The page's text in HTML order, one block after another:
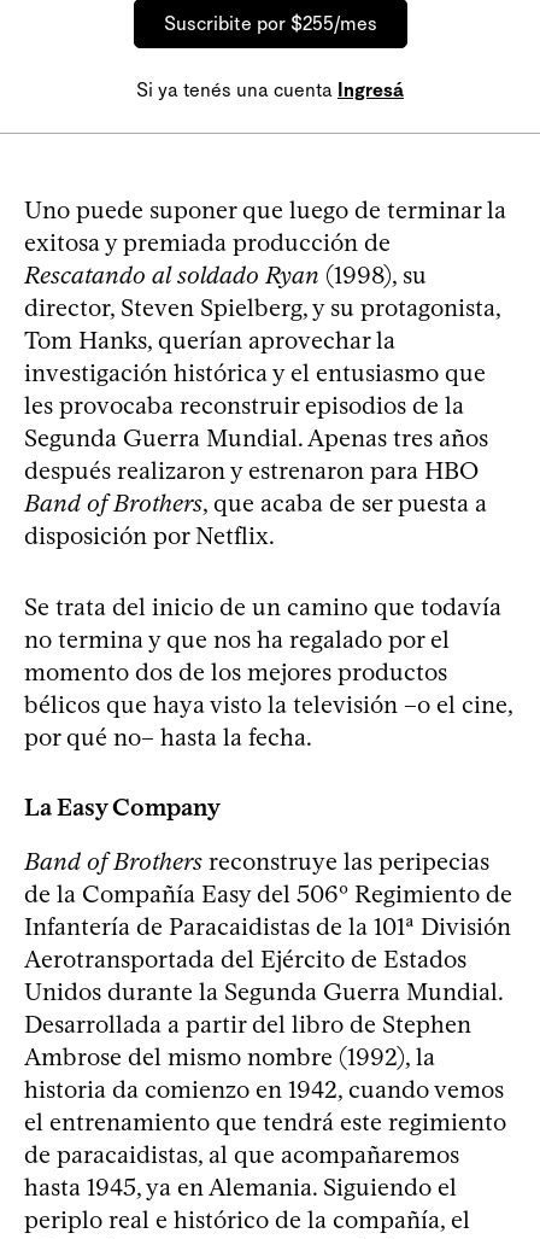
Suscribite por $255/mes
Si ya tenés una cuenta Ingresá
Uno puede suponer que luego de terminar la
exitosa y premiada producción de
Rescatando al soldado Ryan (1998), su
director, Steven Spielberg, y su protagonista,
Tom Hanks, querían aprovechar la
investigación histórica y el entusiasmo que
les provocaba reconstruir episodios de la
Segunda Guerra Mundial. Apenas tres años
después realizaron y estrenaron para HBO
Band of Brothers, que acaba de ser puesta a
disposición por Netflix.
Se trata del inicio de un camino que todavía
no termina y que nos ha regalado por el
momento dos de los mejores productos
bélicos que haya visto la televisión –o el cine,
por qué no– hasta la fecha.
La Easy Company
Band of Brothers reconstruye las peripecias
de la Compañía Easy del 506º Regimiento de
Infantería de Paracaidistas de la 101ª División
Aerotransportada del Ejército de Estados
Unidos durante la Segunda Guerra Mundial.
Desarrollada a partir del libro de Stephen
Ambrose del mismo nombre (1992), la
historia da comienzo en 1942, cuando vemos
el entrenamiento que tendrá este regimiento
de paracaidistas, al que acompañaremos
hasta 1945, ya en Alemania. Siguiendo el
periplo real e histórico de la compañía, el